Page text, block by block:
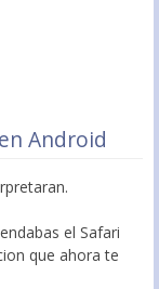
Android
el Safari
que ahora te